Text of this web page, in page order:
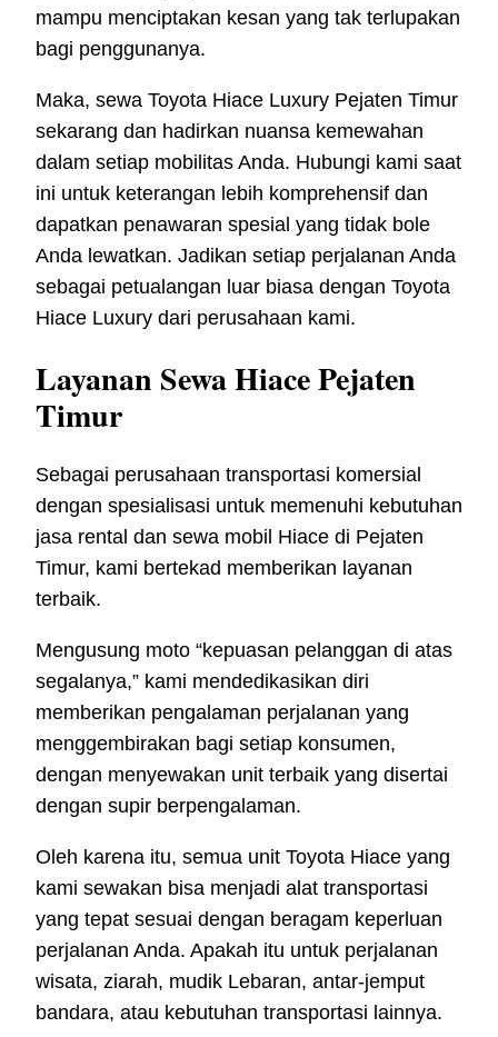
mampu menciptakan kesan yang tak terlupakan
bagi penggunanya.
Maka, sewa Toyota Hiace Luxury Pejaten Timur
sekarang dan hadirkan nuansa kemewahan
dalam setiap mobilitas Anda. Hubungi kami saat
ini untuk keterangan lebih komprehensif dan
dapatkan penawaran spesial yang tidak bole
Anda lewatkan. Jadikan setiap perjalanan Anda
sebagai petualangan luar biasa dengan Toyota
Hiace Luxury dari perusahaan kami.
Layanan Sewa Hiace Pejaten
Timur
Sebagai perusahaan transportasi komersial
dengan spesialisasi untuk memenuhi kebutuhan
jasa rental dan sewa mobil Hiace di Pejaten
Timur, kami bertekad memberikan layanan
terbaik.
Mengusung moto “kepuasan pelanggan di atas
segalanya,” kami mendedikasikan diri
memberikan pengalaman perjalanan yang
menggembirakan bagi setiap konsumen,
dengan menyewakan unit terbaik yang disertai
dengan supir berpengalaman.
Oleh karena itu, semua unit Toyota Hiace yang
kami sewakan bisa menjadi alat transportasi
yang tepat sesuai dengan beragam keperluan
perjalanan Anda. Apakah itu untuk perjalanan
wisata, ziarah, mudik Lebaran, antar-jemput
bandara, atau kebutuhan transportasi lainnya.